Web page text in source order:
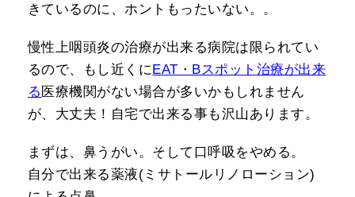
きているのに、ホントもったいない。。
慢性上咽頭炎の治療が出来る病院は限られてい
るので、もし近くにEAT・Bスポット治療が出来
る 医療機関がない場合が多いかもしれません
が、大丈夫！自宅で出来る事も沢山あります。
まずは、鼻うがい。そして口呼吸をやめる。
自分で出来る薬液(ミサトールリノローション)